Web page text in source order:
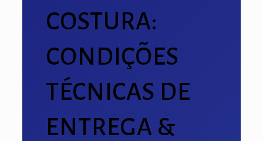
COSTURA:
CONDIÇÕES
TÉCNICAS DE
ENTREGA &